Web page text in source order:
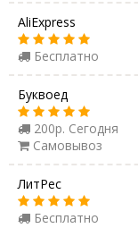
AliExpress
Бесплатно
Буквоед
200р. Сегодня
Самовывоз
ЛитРес
Бесплатно